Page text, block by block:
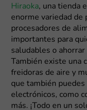
Hiraoka, una tienda
enorme variedad de
procesadores de
importantes para
saludables o
También existe una
freidoras de aire y
que también
electrónicos, como
más. ¡Todo en un